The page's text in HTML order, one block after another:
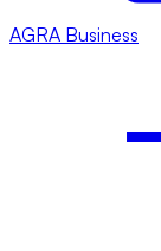
AGRA Business